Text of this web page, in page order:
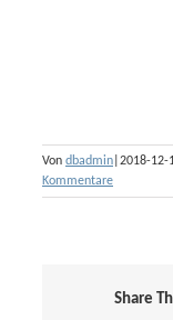
Von dbadmin 2018-12-
Kommentare
Share